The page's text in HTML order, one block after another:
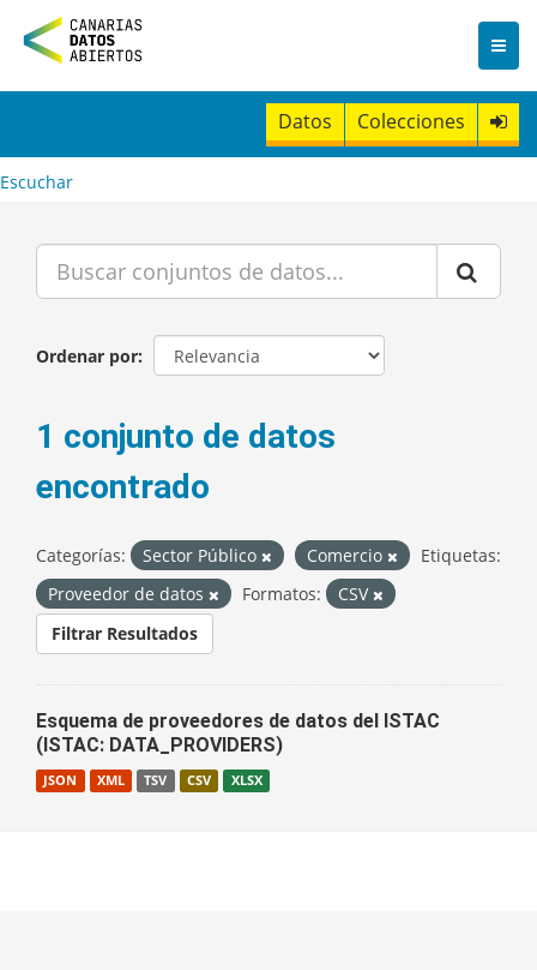
n
t
Datos Colecciones
Escuchar
Ordenar por
1 conjunto de datos
encontrado
Categorías: Sector Público Comercio
Etiquetas:
Proveedor de datos
Formatos:
CSV
Filtrar Resultados
Esquema de proveedores de datos del ISTAC
(ISTAC: DATA_PROVIDERS)
JSON XML TSV CSV XLSX